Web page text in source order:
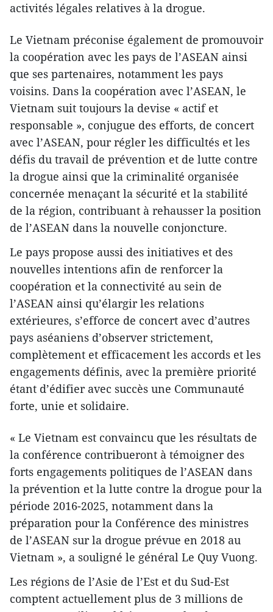
activités légales relatives à la drogue.
Le Vietnam préconise également de promouvoir
la coopération avec les pays de l’ASEAN ainsi
que ses partenaires, notamment les pays
voisins. Dans la coopération avec l’ASEAN, le
Vietnam suit toujours la devise « actif et
responsable », conjugue des efforts, de concert
avec l’ASEAN, pour régler les difficultés et les
défis du travail de prévention et de lutte contre
la drogue ainsi que la criminalité organisée
concernée menaçant la sécurité et la stabilité
de la région, contribuant à rehausser la position
de l’ASEAN dans la nouvelle conjoncture.
Le pays propose aussi des initiatives et des
nouvelles intentions afin de renforcer la
coopération et la connectivité au sein de
l’ASEAN ainsi qu’élargir les relations
extérieures, s’efforce de concert avec d’autres
pays aséaniens d’observer strictement,
complètement et efficacement les accords et les
engagements définis, avec la première priorité
étant d’édifier avec succès une Communauté
forte, unie et solidaire.
« Le Vietnam est convaincu que les résultats de
la conférence contribueront à témoigner des
forts engagements politiques de l’ASEAN dans
la prévention et la lutte contre la drogue pour la
période 2016-2025, notamment dans la
préparation pour la Conférence des ministres
de l’ASEAN sur la drogue prévue en 2018 au
Vietnam », a souligné le général Le Quy Vuong.
Les régions de l’Asie de l’Est et du Sud-Est
comptent actuellement plus de 3 millions de